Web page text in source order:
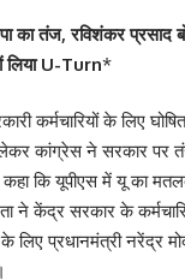
का तंज, रविशंकर
लिया U-Turn*
कर्मचारियों के लिए
कांग्रेस ने सरकार पर
कि यूपीएस में यू का
ने केंद्र सरकार के
प्रधानमंत्री नरेंद्र